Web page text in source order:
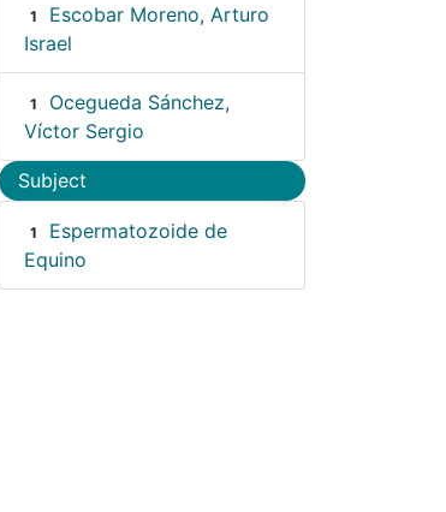
1
Escobar Moreno, Arturo
Israel
1
Ocegueda Sánchez,
Víctor Sergio
Subject
1
Espermatozoide de
Equino